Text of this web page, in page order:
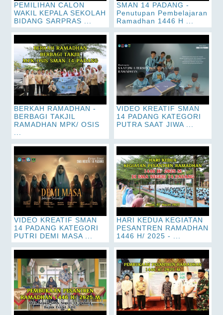
PEMILIHAN CALON
WAKIL KEPALA SEKOLAH
BIDANG SARPRAS ...
SMAN 14 PADANG -
Penutupan Pembelajaran
Ramadhan 1446 H ...
BERKAH RAMADHAN -
BERBAGI TAKJIL
RAMADHAN MPK/ OSIS
VIDEO KREATIF SMAN
14 PADANG KATEGORI
PUTRA SAAT JIWA ...
VIDEO KREATIF SMAN
14 PADANG KATEGORI
PUTRI DEMI MASA ...
HARI KEDUA KEGIATAN
PESANTREN RAMADHAN
1446 H/ 2025 - ...